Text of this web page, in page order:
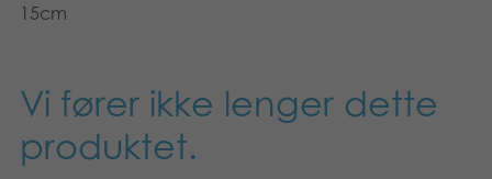
15cm
Vi fører ikke lenger dette
produktet.